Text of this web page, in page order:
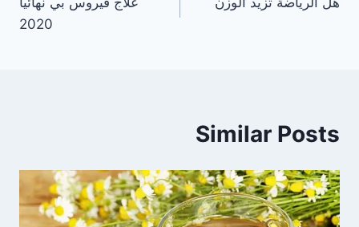
المقالات
2020
Similar Posts